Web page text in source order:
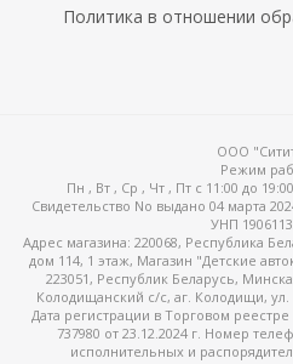
Политика в отношении
ООО
Режим
Пн , Вт , Ср , Чт , Пт c 11:00 до
Свидетельство No выдано 04 марта
УНП
Адрес магазина: 220068, Республика
дом 114, 1 этаж, Магазин "Детские
223051, Республик Беларусь,
Колодищанский с/с, аг. Колодищи,
Дата регистрации в Торговом
737980 от 23.12.2024 г. Номер
исполнительных и